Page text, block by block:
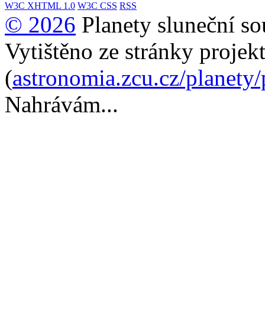
W3C XHTML 1.0 W3C CSS RSS
© 2026 Planety sluneční
Vytištěno ze stránky
(astronomia.zcu.cz/
Nahrávám...